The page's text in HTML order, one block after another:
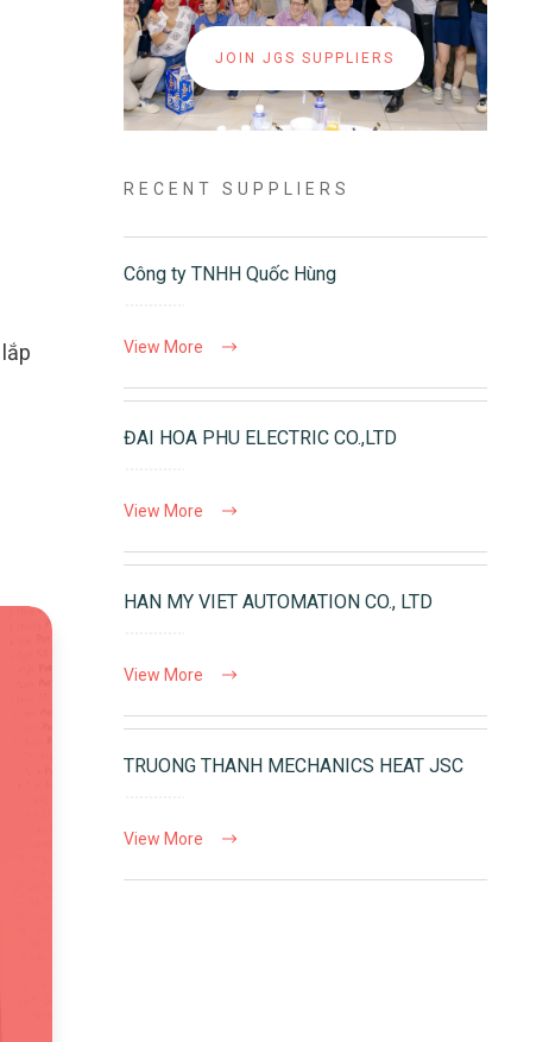
JOIN JGS SUPPLIERS
RECENT SUPPLIERS
Công ty TNHH Quốc Hùng
View More
ĐAI HOA PHU ELECTRIC CO.,LTD
View More
HAN MY VIET AUTOMATION CO., LTD
View More
TRUONG THANH MECHANICS HEAT JSC
View More